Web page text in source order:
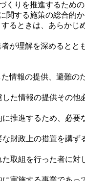
くりを推進するため
する施策の総合的
ときは、あらかじ
が理解を深めるとと
報の提供、避難の
た情報の提供その他
推進するため、必要
財政上の措置を講ず
取組を行った者に対